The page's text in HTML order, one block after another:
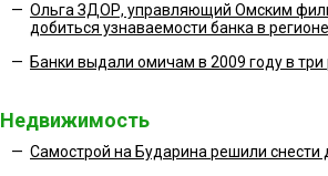
— Ольга ЗДОР, управляющий Омским
добиться узнаваемости банка в
— Банки выдали омичам в 2009 году в
Недвижимость
— Самострой на Бударина решили